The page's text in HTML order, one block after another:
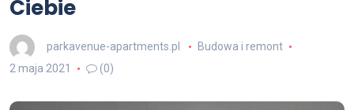
Ciebie
parkavenue-apartments.pl
Budowa i remont
2 maja 2021
(0)